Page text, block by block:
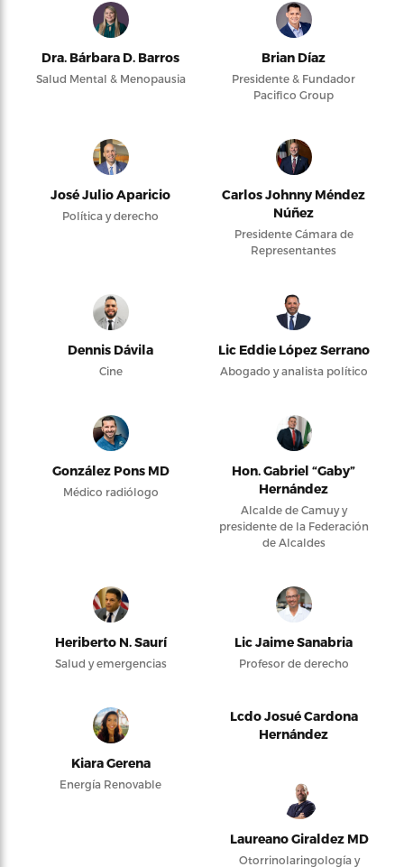
Dra. Bárbara D. Barros
Salud Mental & Menopausia
Brian Díaz
Presidente & Fundador
Pacifico Group
José Julio Aparicio
Política y derecho
Carlos Johnny Méndez
Núñez
Presidente Cámara de
Representantes
Dennis Dávila
Cine
Lic Eddie López Serrano
Abogado y analista político
González Pons MD
Médico radiólogo
Hon. Gabriel “Gaby”
Hernández
Alcalde de Camuy y
presidente de la Federación
de Alcaldes
Heriberto N. Saurí
Salud y emergencias
Lic Jaime Sanabria
Profesor de derecho
Kiara Gerena
Energía Renovable
Lcdo Josué Cardona
Hernández
Laureano Giraldez MD
Otorrinolaringología y